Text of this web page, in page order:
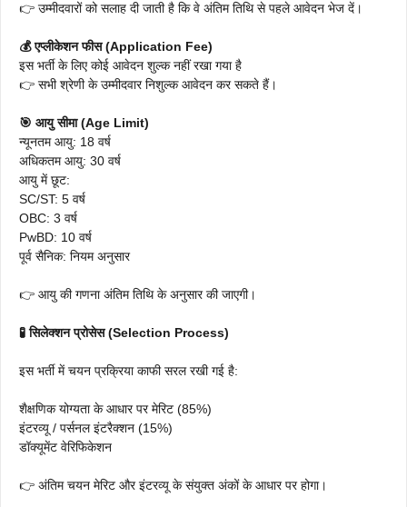
👉 उम्मीदवारों को सलाह दी जाती है कि वे अंतिम तिथि से पहले आवेदन भेज दें।
💰 एप्लीकेशन फीस (Application Fee)
इस भर्ती के लिए कोई आवेदन शुल्क नहीं रखा गया है
👉 सभी श्रेणी के उम्मीदवार निशुल्क आवेदन कर सकते हैं।
🎯 आयु सीमा (Age Limit)
न्यूनतम आयु: 18 वर्ष
अधिकतम आयु: 30 वर्ष
आयु में छूट:
SC/ST: 5 वर्ष
OBC: 3 वर्ष
PwBD: 10 वर्ष
पूर्व सैनिक: नियम अनुसार
👉 आयु की गणना अंतिम तिथि के अनुसार की जाएगी।
🧪 सिलेक्शन प्रोसेस (Selection Process)
इस भर्ती में चयन प्रक्रिया काफी सरल रखी गई है:
शैक्षणिक योग्यता के आधार पर मेरिट (85%)
इंटरव्यू / पर्सनल इंटरैक्शन (15%)
डॉक्यूमेंट वेरिफिकेशन
👉 अंतिम चयन मेरिट और इंटरव्यू के संयुक्त अंकों के आधार पर होगा।